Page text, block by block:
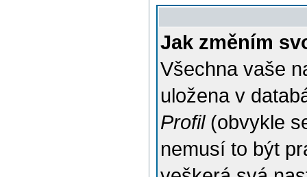
Jak změním
Všechna vaše
uložena v
Profil(obvykle
nemusí to být